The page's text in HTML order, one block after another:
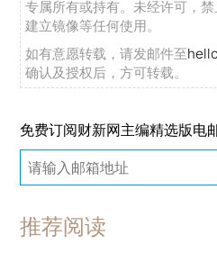
专属所有或持有。未经许可，
建立镜像等任何使用。
如有意愿转载，请发邮件至
确认及授权后，方可转载。
免费订阅财新网主编精选版电
推荐阅读